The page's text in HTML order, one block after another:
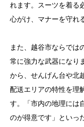
れます。スーツを着る
心がけ、マナーを守れ
また、越谷市ならでは
常に強力な武器になり
から、せんげん台や北
配送エリアの特性を理
す。「市内の地理には
のが得意です」といっ